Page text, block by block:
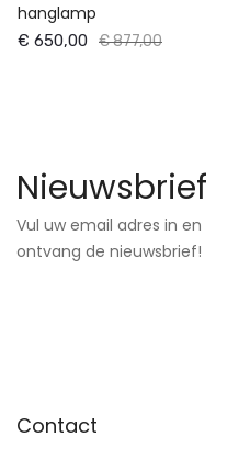
hanglamp
€ 650,00 € 877,00
Nieuwsbrief
Vul uw email adres in en
ontvang de nieuwsbrief!
Contact